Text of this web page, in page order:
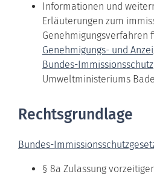
Informationen und
Erläuterungen zum
Genehmigungsverfahren
Genehmigungs- und
Bundes-
Umweltministeriums
Rechtsgrundlage
Bundes-
§ 8a Zulassung